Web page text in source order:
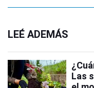
LEÉ ADEMÁS
Las